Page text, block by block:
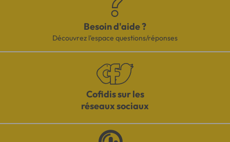
Besoin d'aide ?
Découvrez l'espace questions/réponses
Cofidis sur les
réseaux sociaux